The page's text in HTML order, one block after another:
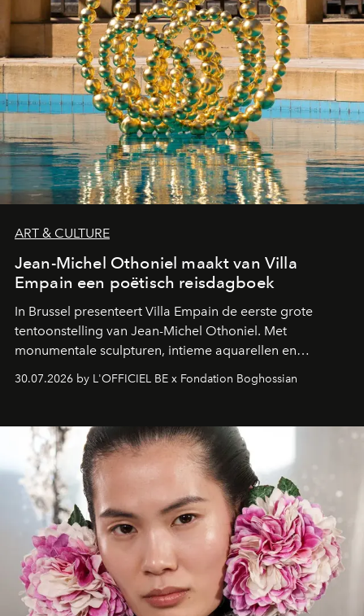
ART & CULTURE
Jean-Michel Othoniel maakt van Villa
Empain een poëtisch reisdagboek
In Brussel presenteert Villa Empain de eerste grote
tentoonstelling van Jean-Michel Othoniel. Met
monumentale sculpturen, intieme aquarellen en
een emotionele reis waarin elk werk de herinnering
moment van verwondering.
30.07.2026 by L'OFFICIEL BE x Fondation Boghossian